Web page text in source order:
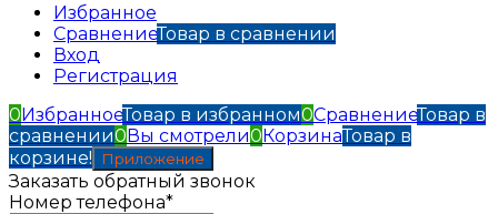
Избранное
СравнениеТовар в сравнении
Вход
Регистрация
0ИзбранноеТовар в избранном0СравнениеТовар в
сравнении0Вы смотрели0КорзинаТовар в
корзине!
Приложение
Заказать обратный звонок
Номер телефона*